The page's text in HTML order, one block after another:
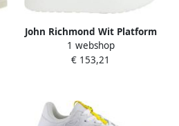
John Richmond Wit Platform
Dameschoenen White
Dames
1 webshop
€ 153,21